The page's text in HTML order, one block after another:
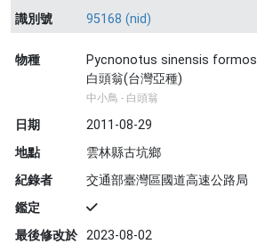
識別號
95168 (nid)
物種
Pycnonotus sinensis
白頭翁(台灣亞種)
中小鳥 - 白頭翁
日期
2011-08-29
地點
雲林縣古坑鄉
紀錄者
交通部臺灣區國道高速公路局
鑑定
最後修改於 2023-08-02